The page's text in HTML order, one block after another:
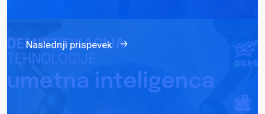
Naslednji prispevek